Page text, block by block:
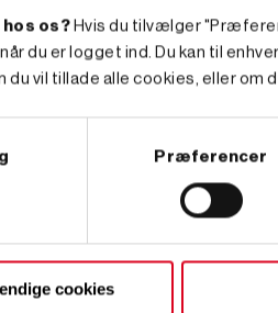
hos os? Hvis du tilvælger
du er logget ind. Du kan til
du vil tillade alle cookies, eller om
Præferencer
cookies